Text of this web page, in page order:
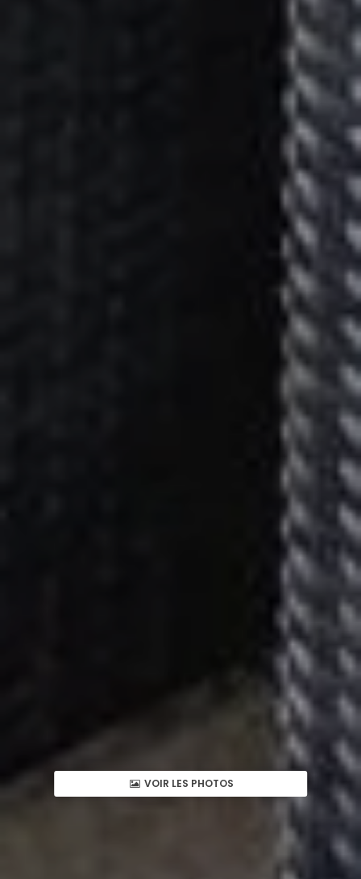
VOIR LES PHOTOS